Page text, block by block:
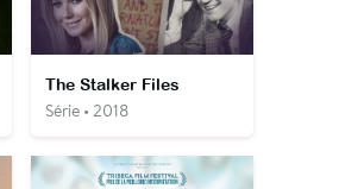
The Stalker Files
Série • 2018